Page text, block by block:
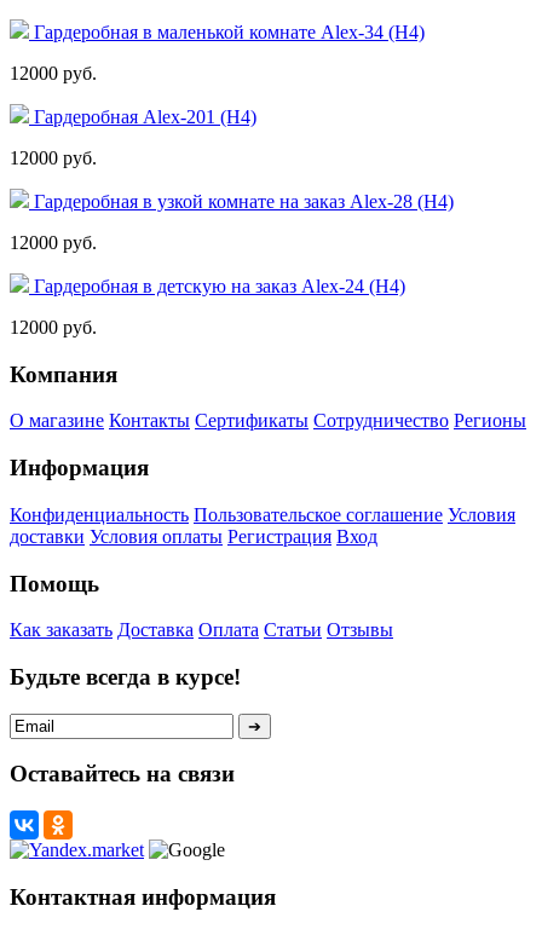
Гардеробная в маленькой комнате Alex-34 (Н4)
12000 руб.
Гардеробная Alex-201 (Н4)
12000 руб.
Гардеробная в узкой комнате на заказ Alex-28 (Н4)
12000 руб.
Гардеробная в детскую на заказ Alex-24 (Н4)
12000 руб.
Компания
О магазине Контакты Сертификаты Сотрудничество Регионы
Информация
Конфиденциальность Пользовательское соглашение Условия
доставки Условия оплаты Регистрация Вход
Помощь
Как заказать Доставка Оплата Статьи Отзывы
Будьте всегда в курсе!
Оставайтесь на связи
Контактная информация